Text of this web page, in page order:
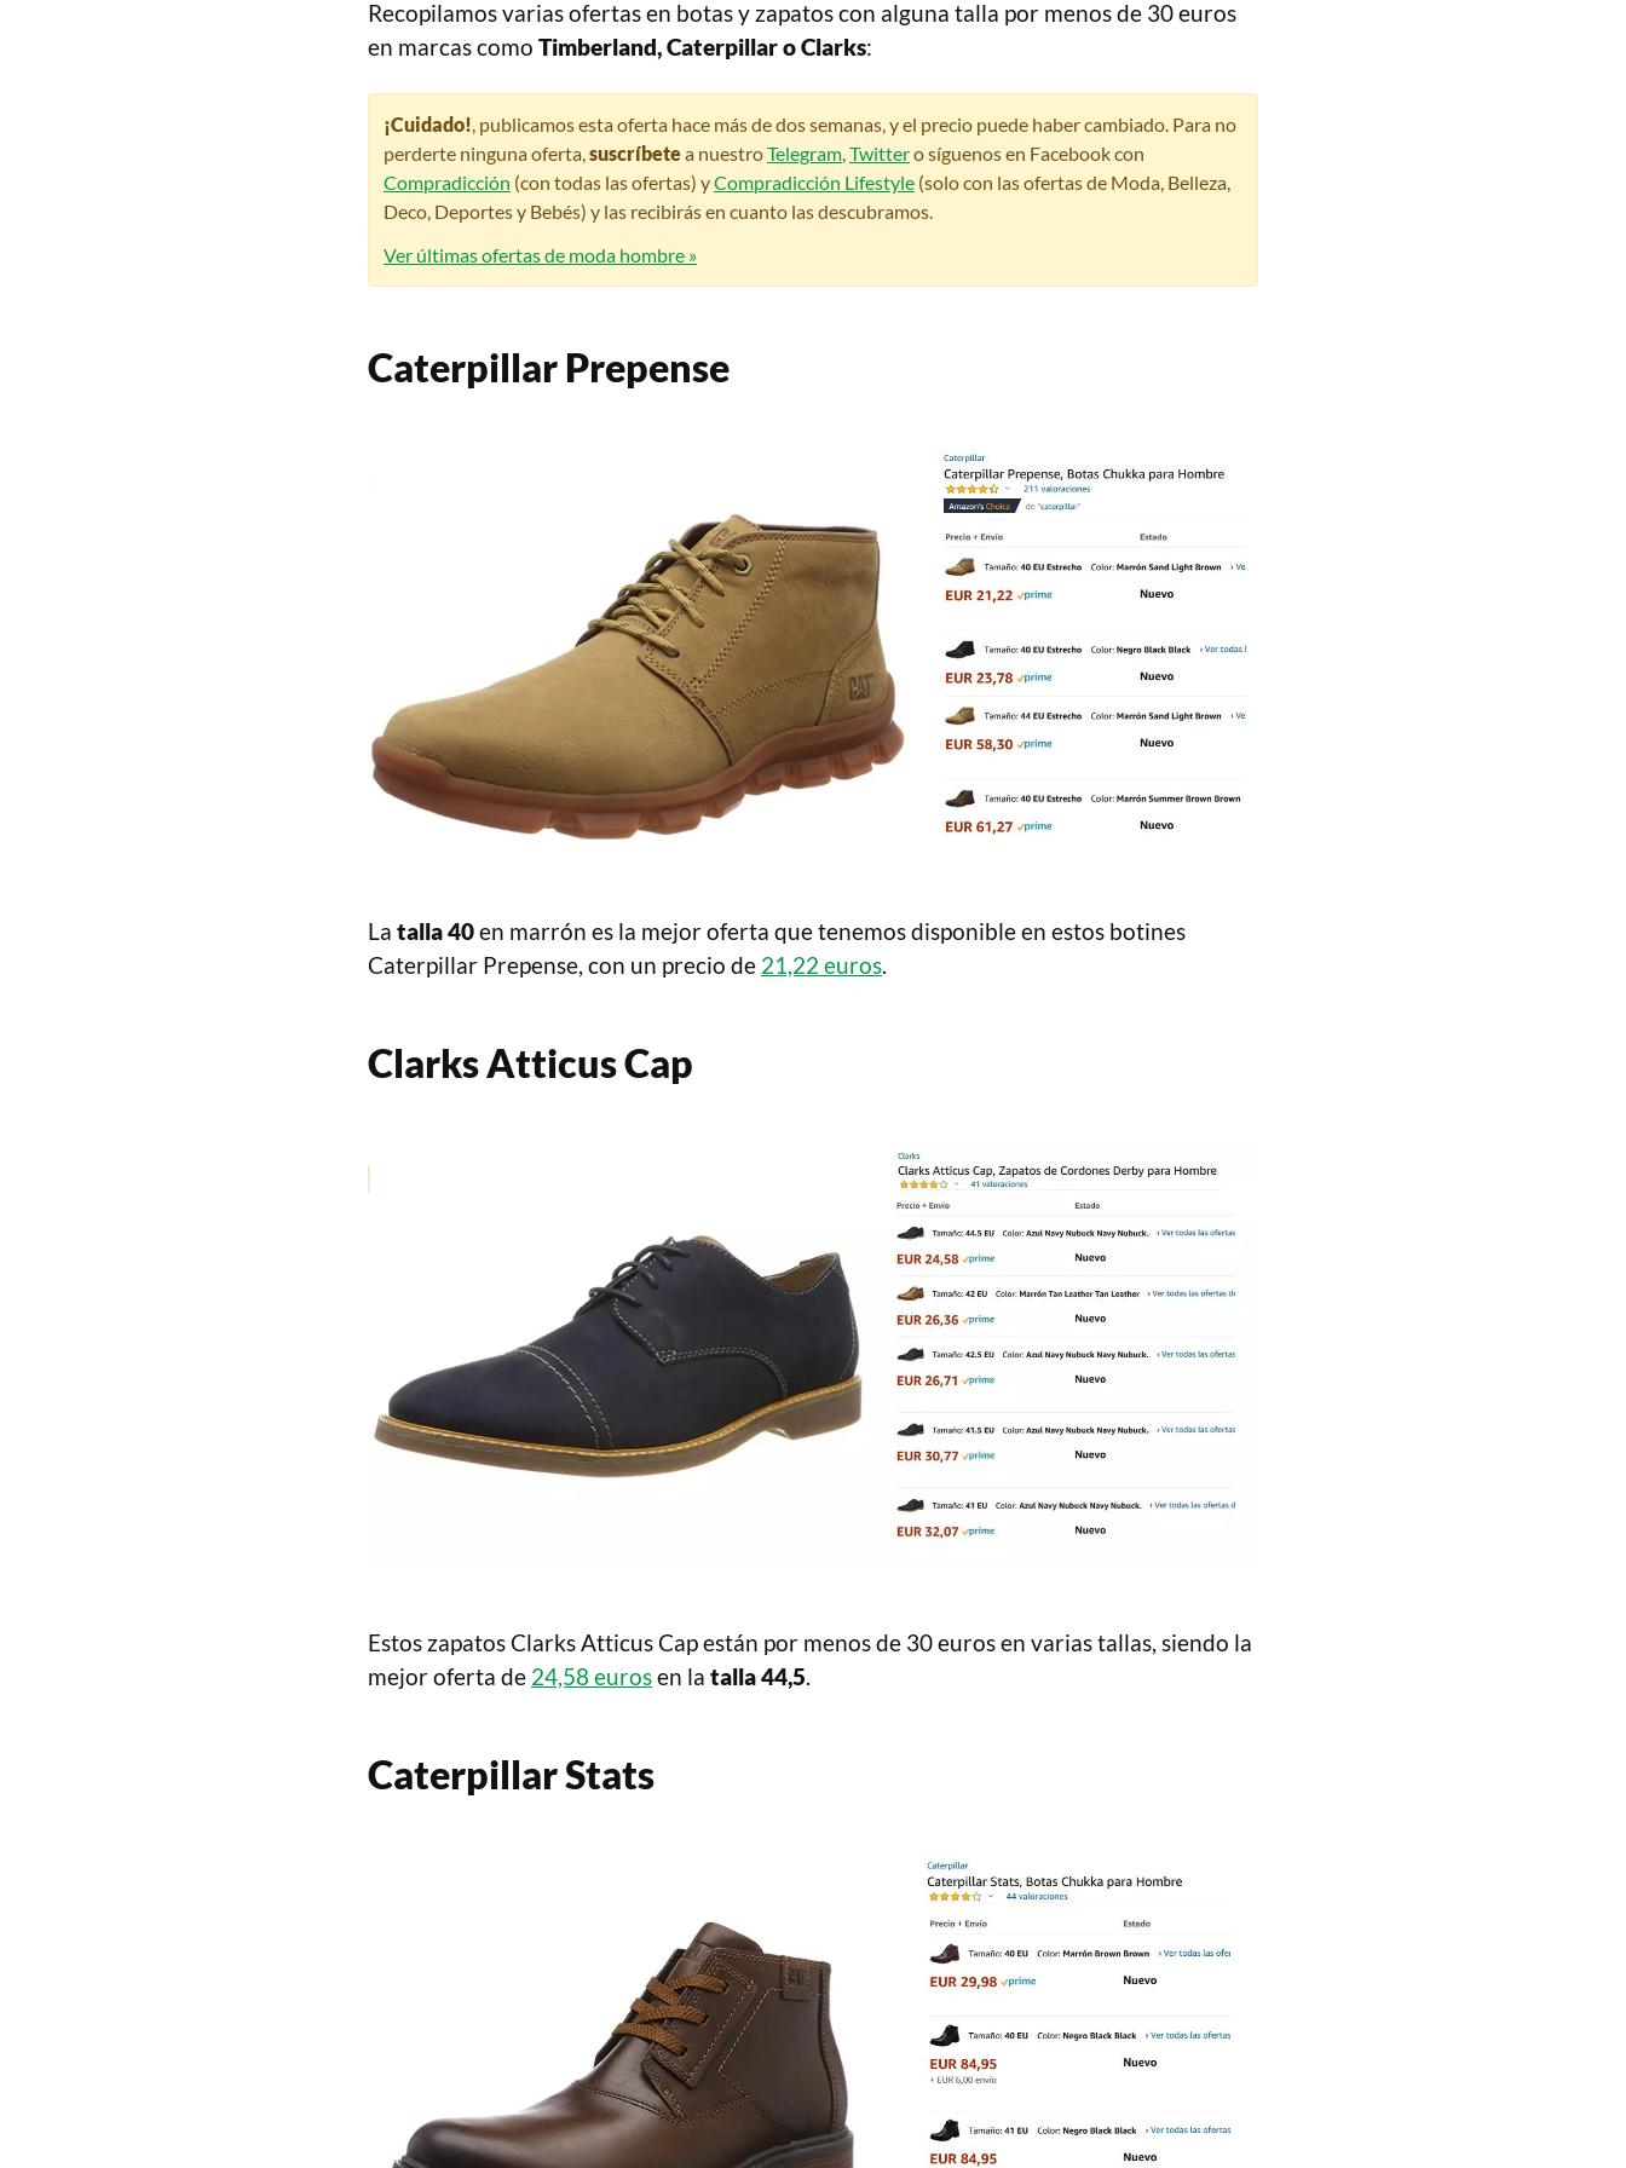
Recopilamos varias ofertas en botas y zapatos con alguna talla por menos de 30 euros
en marcas como Timberland, Caterpillar o Clarks:
¡Cuidado!, publicamos esta oferta hace más de dos semanas, y el precio puede haber cambiado. Para no
perderte ninguna oferta,suscríbetea nuestroTelegram,Twittero síguenos en Facebook con
Compradicción (con todas las ofertas) yCompradicción Lifestyle (solo con las ofertas de Moda, Belleza,
Deco, Deportes y Bebés) y las recibirás en cuanto las descubramos.
Ver últimas ofertas de moda hombre »
Caterpillar Prepense
La talla 40en marrón es la mejor oferta que tenemos disponible en estos botines
Caterpillar Prepense, con un precio de 21,22 euros.
Clarks Atticus Cap
Estos zapatos Clarks Atticus Cap están por menos de 30 euros en varias tallas, siendo la
mejor oferta de 24,58 eurosen la talla 44,5.
Caterpillar Stats